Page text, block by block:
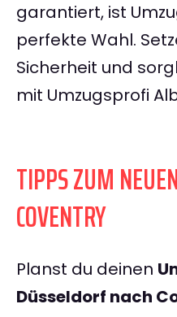
garantiert, ist
perfekte Wahl.
Sicherheit und
mit Umzugsprofi
TIPPS ZUM
COVENTRY
Planst du deinen
Düsseldorf nach